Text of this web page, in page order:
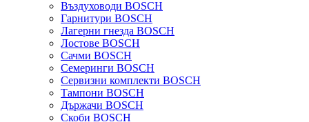
Въздуховоди BOSCH
Гарнитури BOSCH
Лагерни гнезда BOSCH
Лостове BOSCH
Сачми BOSCH
Семеринги BOSCH
Сервизни комплекти BOSCH
Тампони BOSCH
Държачи BOSCH
Скоби BOSCH